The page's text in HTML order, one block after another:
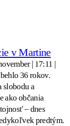
v Martine
| 17:11 |
36 rokov.
slobodu a
ako občania
– dnes
predtým.